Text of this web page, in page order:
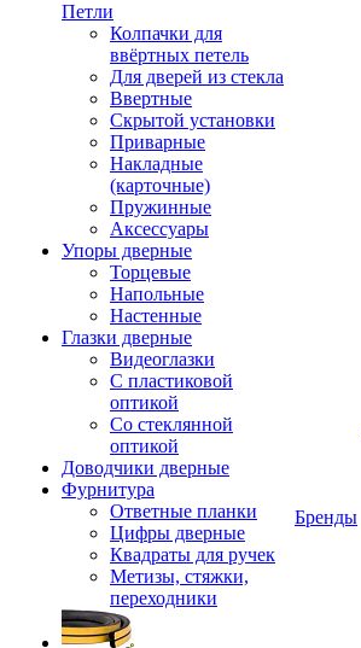
Петли
Колпачки для
ввёртных петель
Для дверей из стекла
Ввертные
Скрытой установки
Приварные
Накладные
(карточные)
Пружинные
Аксессуары
Упоры дверные
Торцевые
Напольные
Настенные
Глазки дверные
Видеоглазки
С пластиковой
оптикой
Со стеклянной
оптикой
Доводчики дверные
Фурнитура
Ответные планки
Цифры дверные
Квадраты для ручек
Метизы, стяжки,
переходники
Бренды